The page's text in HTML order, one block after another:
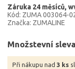
Záruka 24 měsíců
Kód: ZUMA 003064-
Značka: ZUMALINE
Množstevní sleva
Při nákupu nad 3 ks